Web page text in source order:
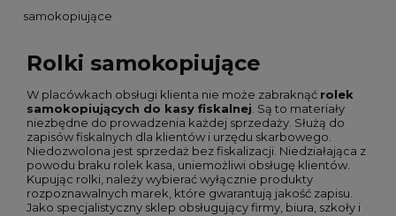
samokopiujące
Rolki samokopiujące
W placówkach obsługi klienta nie może zabraknąć rolek
samokopiujących do kasy fiskalnej . Są to materiały
niezbędne do prowadzenia każdej sprzedaży. Służą do
zapisów fiskalnych dla klientów i urzędu skarbowego.
Niedozwolona jest sprzedaż bez fiskalizacji. Niedziałająca z
powodu braku rolek kasa, uniemożliwi obsługę klientów.
Kupując rolki, należy wybierać wyłącznie produkty
rozpoznawalnych marek, które gwarantują jakość zapisu.
Jako specjalistyczny sklep obsługujący firmy, biura, szkoły i